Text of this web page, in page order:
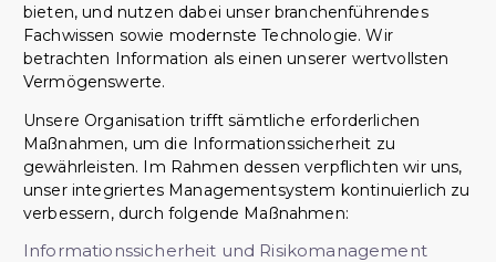
bieten, und nutzen dabei unser branchenführendes
Fachwissen sowie modernste Technologie. Wir
betrachten Information als einen unserer wertvollsten
Vermögenswerte.
Unsere Organisation trifft sämtliche erforderlichen
Maßnahmen, um die Informationssicherheit zu
gewährleisten. Im Rahmen dessen verpflichten wir uns,
unser integriertes Managementsystem kontinuierlich zu
verbessern, durch folgende Maßnahmen:
Informationssicherheit und Risikomanagement